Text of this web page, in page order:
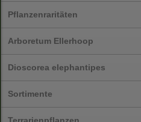
Pflanzenraritäten
Arboretum Ellerhoop
Dioscorea elephantipes
Sortimente